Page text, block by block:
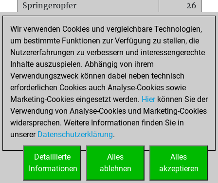
Springeropfer
26
Matt auf vollem Brett
0
Bauer setzt Matt
0
Erstickte Matts
Unterverwandlungen
Türme auf der siebten
7
STARTSEITE
Wir verwenden Cookies und vergleichbare Technologien,
um bestimmte Funktionen zur Verfügung zu stellen, die
Nutzererfahrungen zu verbessern und interessengerechte
Inhalte auszuspielen. Abhängig von ihrem
Verwendungszweck können dabei neben technisch
erforderlichen Cookies auch Analyse-Cookies sowie
Marketing-Cookies eingesetzt werden. Hierkönnen Sie der
Verwendung von Analyse-Cookies und Marketing-Cookies
widersprechen. Weitere Informationen finden Sie in
unserer Datenschutzerklärung.
Alles
akzeptieren
Alles
ablehnen
Detaillierte
Informationen